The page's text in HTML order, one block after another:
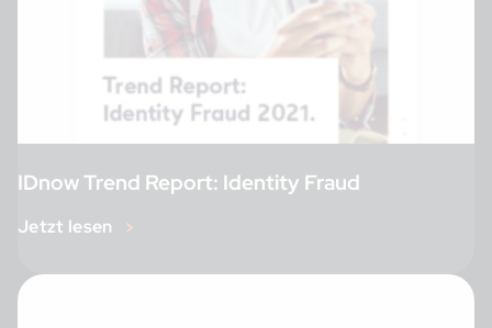
IDnow Trend Report: Identity Fraud
Jetzt lesen